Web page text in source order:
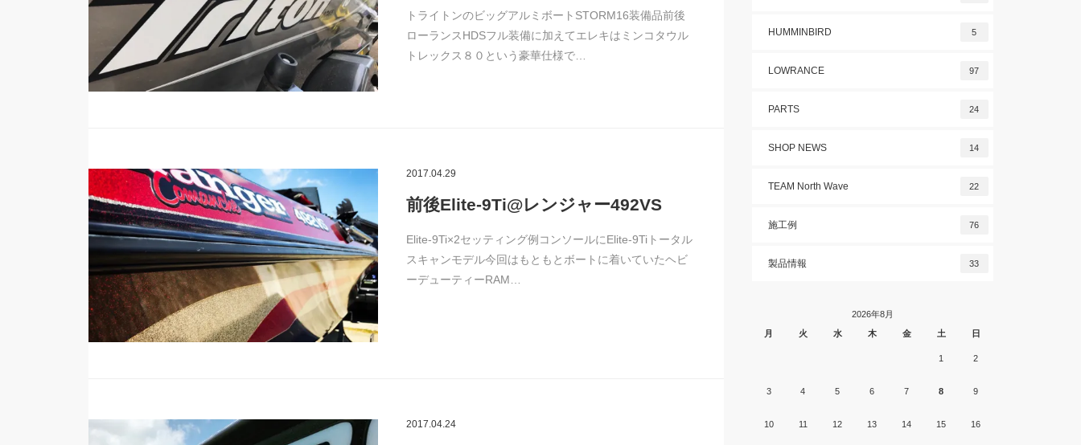
トライトンのビッグアルミボートSTORM16装備品前後
ローランスHDSフル装備に加えてエレキはミンコタウル
トレックス８０という豪華仕様で…
2017.04.29
前後Elite-9Ti@レンジャー492VS
Elite-9Ti×2セッティング例コンソールにElite-9Tiトータル
スキャンモデル今回はもともとボートに着いていたヘビ
ーデューティーRAM…
2017.04.24
HUMMINBIRD 5
LOWRANCE 97
PARTS 24
SHOP NEWS 14
TEAM North Wave 22
施工例 76
製品情報 33
2026年8月
月
火 水 木 金 土 日
1 2
3 4 5 6 7 8 9
10 11 12 13 14 15 16